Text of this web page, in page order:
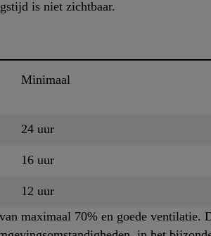
is niet zichtbaar.
Minimaal
24 uur
16 uur
12 uur
maximaal 70% en goede ventilatie.